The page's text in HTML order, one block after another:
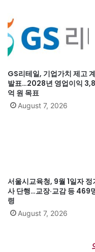
GS리테일, 기업가치 제고
발표…2028년 영업이익
억 원 목표
August 7, 2026
서울시교육청, 9월 1일자 정
사 단행…교장·교감 등 469
령
August 7, 2026